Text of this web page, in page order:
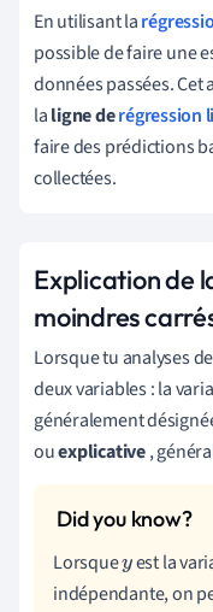
En utilisant la
possible de faire une
données passées.
laligne derégression
faire des prédictions
collectées.
Explication de
moindres
Lorsque tu analyses
deux variables : la
généralement
ouexplicative,
Lorsqueyest la
indépendante, on